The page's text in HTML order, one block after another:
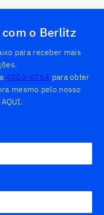
com o Berlitz
para receber mais
4003-4764 para obter
mesmo pelo nosso
AQUI.